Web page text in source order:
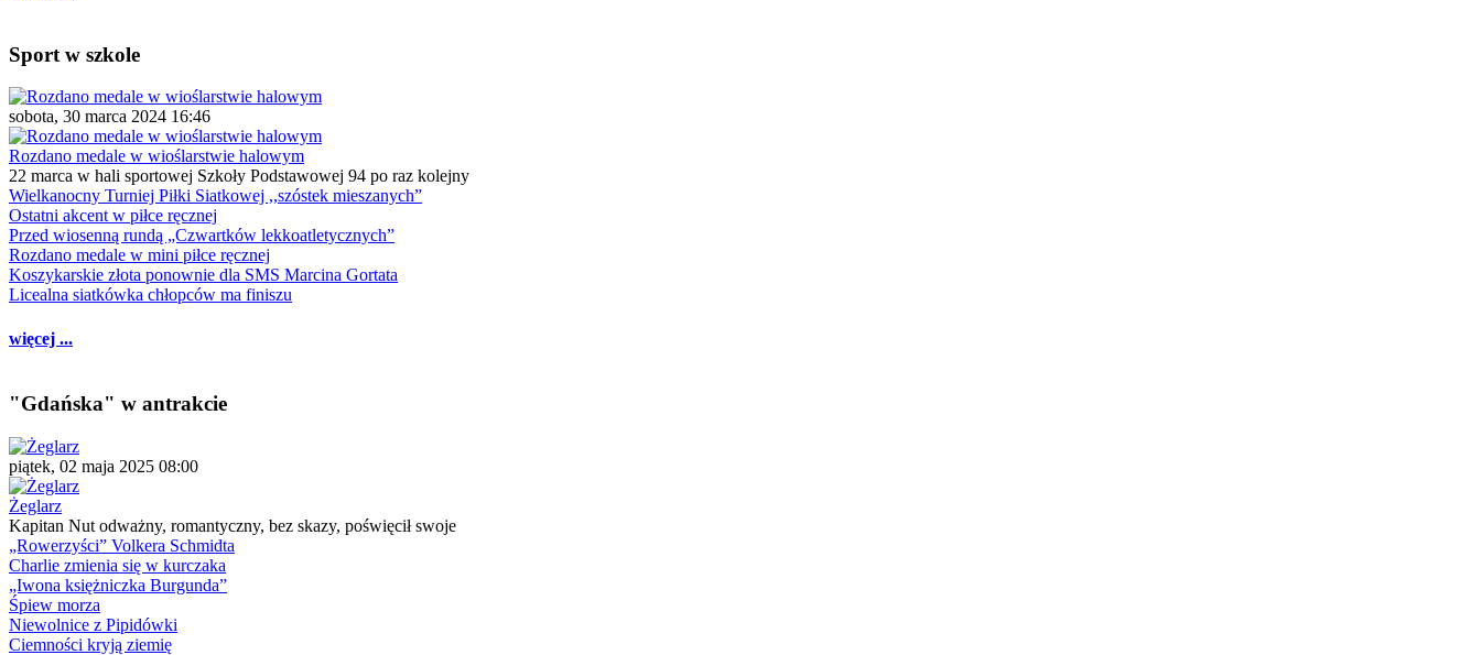
Sport w szkole
sobota, 30 marca 2024 16:46
Rozdano medale w wioślarstwie halowym
22 marca w hali sportowej Szkoły Podstawowej 94 po raz kolejny
Wielkanocny Turniej Piłki Siatkowej ,,szóstek mieszanych”
Ostatni akcent w piłce ręcznej
Przed wiosenną rundą „Czwartków lekkoatletycznych”
Rozdano medale w mini piłce ręcznej
Koszykarskie złota ponownie dla SMS Marcina Gortata
Licealna siatkówka chłopców ma finiszu
więcej ...
"Gdańska" w antrakcie
piątek, 02 maja 2025 08:00
Żeglarz
Kapitan Nut odważny, romantyczny, bez skazy, poświęcił swoje
„Rowerzyści” Volkera Schmidta
Charlie zmienia się w kurczaka
„Iwona księżniczka Burgunda”
Śpiew morza
Niewolnice z Pipidówki
Ciemności kryją ziemię